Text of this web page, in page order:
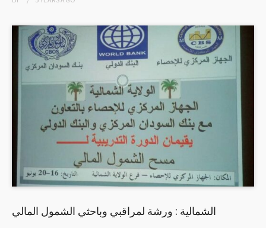
الشمالية : ورشة لمراقبي وباحثي الشمول المالي